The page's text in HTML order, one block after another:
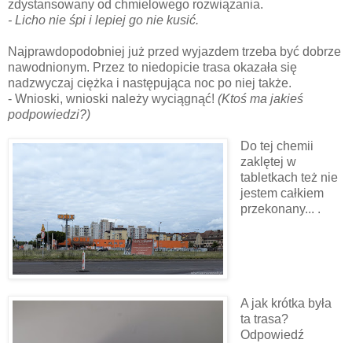
zdystansowany od chmielowego rozwiązania.
- Licho nie śpi i lepiej go nie kusić.
Najprawdopodobniej już przed wyjazdem trzeba być dobrze
nawodnionym. Przez to niedopicie trasa okazała się
nadzwyczaj ciężka i następująca noc po niej także.
- Wnioski, wnioski należy wyciągnąć! (Ktoś ma jakieś
podpowiedzi?)
Do tej chemii
zaklętej w
tabletkach też nie
jestem całkiem
przekonany... .
A jak krótka była
ta trasa?
Odpowiedź